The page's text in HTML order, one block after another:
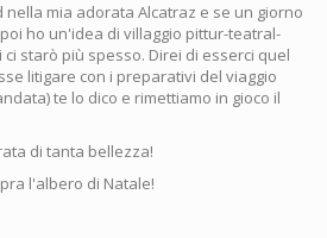
mia adorata Alcatraz e se un giorno
ho un'idea di villaggio pittur-teatral-
ci starò più spesso. Direi di esserci quel
litigare con i preparativi del viaggio
te lo dico e rimettiamo in gioco il
di tanta bellezza!
l'albero di Natale!